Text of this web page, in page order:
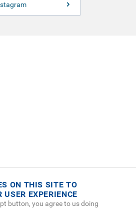
ON THIS SITE TO
USER EXPERIENCE
button, you agree to us doing